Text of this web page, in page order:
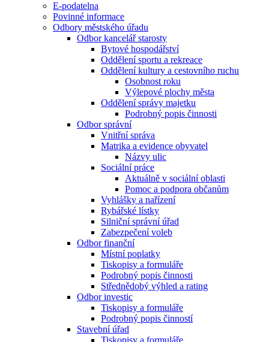
E-podatelna
Povinné informace
Odbory městského úřadu
Odbor kancelář starosty
Bytové hospodářství
Oddělení sportu a rekreace
Oddělení kultury a cestovního ruchu
Osobnost roku
Výlepové plochy města
Oddělení správy majetku
Podrobný popis činnosti
Odbor správní
Vnitřní správa
Matrika a evidence obyvatel
Názvy ulic
Sociální práce
Aktuálně v sociální oblasti
Pomoc a podpora občanům
Vyhlášky a nařízení
Rybářské lístky
Silniční správní úřad
Zabezpečení voleb
Odbor finanční
Místní poplatky
Tiskopisy a formuláře
Podrobný popis činnosti
Střednědobý výhled a rating
Odbor investic
Tiskopisy a formuláře
Podrobný popis činností
Stavební úřad
Tiskopisy a formuláře